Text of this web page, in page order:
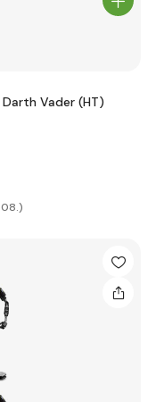
Darth Vader (HT)